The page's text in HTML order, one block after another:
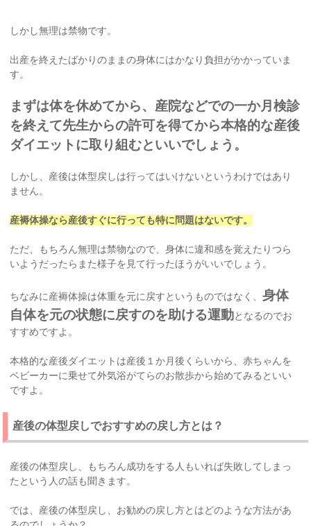
しかし無理は禁物です。
出産を終えたばかりのままの身体にはかなり負担がかかっていま
す。
まずは体を休めてから、産院などでの一か月検診
を終えて先生からの許可を得てから本格的な産後
ダイエットに取り組むといいでしょう。
しかし、産後は体型戻しは行ってはいけないというわけではあり
ません。
産褥体操なら産後すぐに行っても特に問題はないです。
ただ、もちろん無理は禁物なので、身体に違和感を覚えたりつら
いようだったらまた様子を見て行ったほうがいいでしょう。
ちなみに産褥体操は体重を元に戻すというものではなく、身体
自体を元の状態に戻すのを助ける運動となるのでお
すすめですよ。
本格的な産後ダイエットは産後１か月後くらいから、赤ちゃんを
ベビーカーに乗せて外気浴がてらのお散歩から始めてみるといい
ですよ。
産後の体型戻しでおすすめの戻し方とは？
産後の体型戻し、もちろん成功をする人もいれば失敗してしまっ
たという人の話も聞きます。
では、産後の体型戻し、お勧めの戻し方とはどのような方法があ